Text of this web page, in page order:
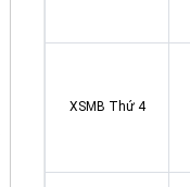
XSMB Thứ 4